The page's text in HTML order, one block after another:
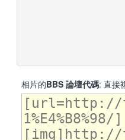
相片的BBS 論壇代碼: 直接